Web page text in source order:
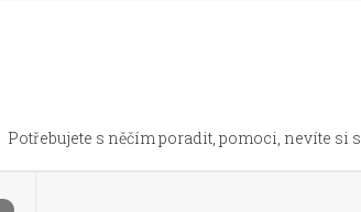
Potřebujete s něčím poradit, pomoci, nevíte si